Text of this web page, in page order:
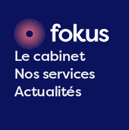
02Notre équipe
03Nos expertises
04Nos services
05 Actualités
Le cabinet
Nos services
Actualités